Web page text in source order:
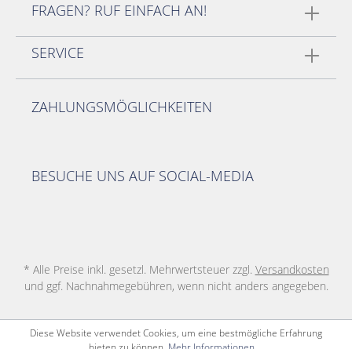
FRAGEN? RUF EINFACH AN!
SERVICE
ZAHLUNGSMÖGLICHKEITEN
BESUCHE UNS AUF SOCIAL-MEDIA
* Alle Preise inkl. gesetzl. Mehrwertsteuer zzgl. Versandkosten
und ggf. Nachnahmegebühren, wenn nicht anders angegeben.
Diese Website verwendet Cookies, um eine bestmögliche Erfahrung